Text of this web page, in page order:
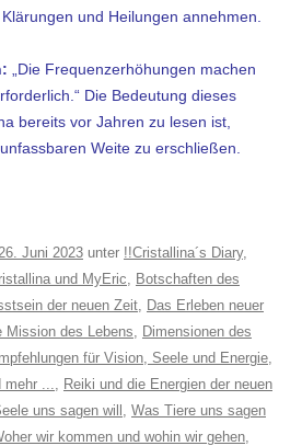
und Heilungen annehmen.
„Die Frequenzerhöhungen machen
Die Bedeutung dieses
bereits vor Jahren zu lesen ist,
Weite zu erschließen.
Juni 2023 unter !!Cristallina´s Diary,
und MyEric, Botschaften des
der neuen Zeit, Das Erleben neuer
Mission des Lebens, Dimensionen des
für Vision, Seele und Energie,
mehr ..., Reiki und die Energien der neuen
uns sagen will , Was Tiere uns sagen
wir kommen und wohin wir gehen,